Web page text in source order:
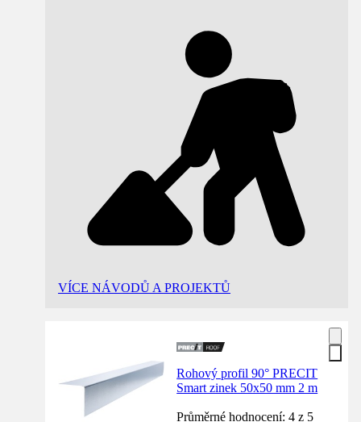
VÍCE NÁVODŮ A PROJEKTŮ
Rohový profil 90° PRECIT
Smart zinek 50x50 mm 2 m
Průměrné hodnocení: 4 z 5